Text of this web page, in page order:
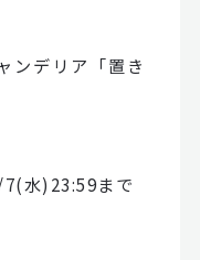
ンデリア「置き
水)23:59まで